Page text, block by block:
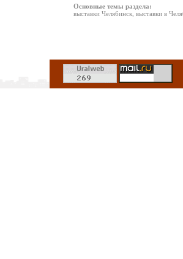
Основные темы раздела:
выставки Челябинск, выставки в